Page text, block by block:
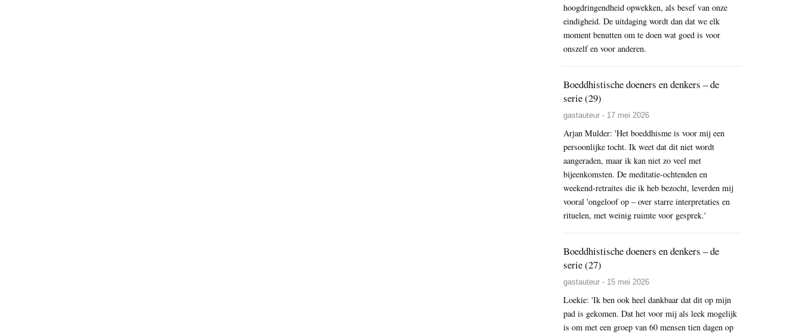
hoogdringendheid opwekken, als besef van onze
eindigheid. De uitdaging wordt dan dat we elk
moment benutten om te doen wat goed is voor
onszelf en voor anderen.
Boeddhistische doeners en denkers – de
serie (29)
gastauteur - 17 mei 2026
Arjan Mulder: 'Het boeddhisme is voor mij een
persoonlijke tocht. Ik weet dat dit niet wordt
aangeraden, maar ik kan niet zo veel met
bijeenkomsten. De meditatie-ochtenden en
weekend-retraites die ik heb bezocht, leverden mij
vooral 'ongeloof op – over starre interpretaties en
rituelen, met weinig ruimte voor gesprek.'
Boeddhistische doeners en denkers – de
serie (27)
gastauteur - 15 mei 2026
Loekie: 'Ik ben ook heel dankbaar dat dit op mijn
pad is gekomen. Dat het voor mij als leek mogelijk
is om met een groep van 60 mensen tien dagen op